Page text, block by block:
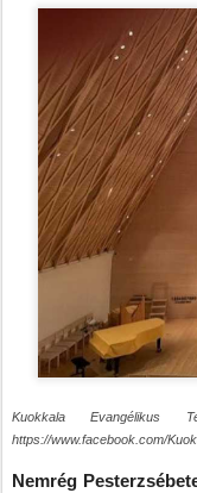
Kuokkala
https://www.facebook.com/
Nemrég